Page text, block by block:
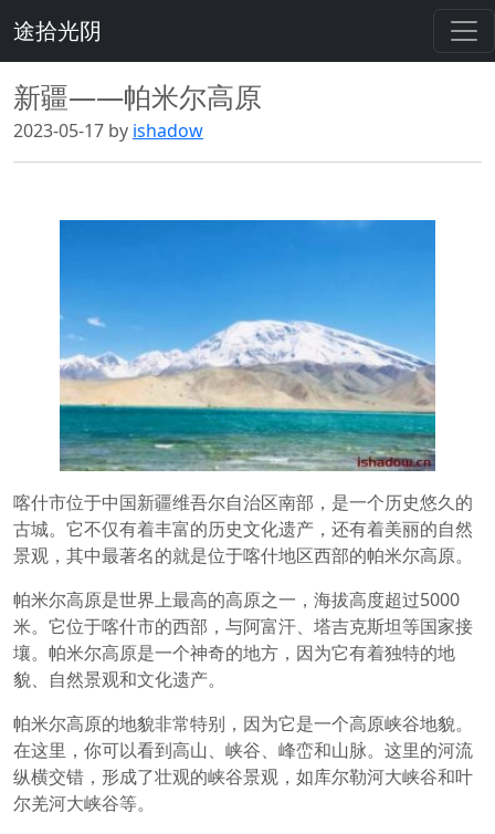
途拾光阴
新疆——帕米尔高原
2023-05-17 by ishadow
喀什市位于中国新疆维吾尔自治区南部，是一个历史悠久的
古城。它不仅有着丰富的历史文化遗产，还有着美丽的自然
景观，其中最著名的就是位于喀什地区西部的帕米尔高原。
帕米尔高原是世界上最高的高原之一，海拔高度超过5000
米。它位于喀什市的西部，与阿富汗、塔吉克斯坦等国家接
壤。帕米尔高原是一个神奇的地方，因为它有着独特的地
貌、自然景观和文化遗产。
帕米尔高原的地貌非常特别，因为它是一个高原峡谷地貌。
在这里，你可以看到高山、峡谷、峰峦和山脉。这里的河流
纵横交错，形成了壮观的峡谷景观，如库尔勒河大峡谷和叶
尔羌河大峡谷等。